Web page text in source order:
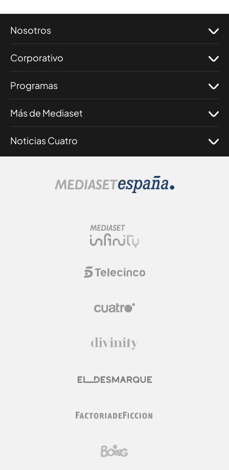
Nosotros
Corporativo
Programas
Más de Mediaset
Noticias Cuatro